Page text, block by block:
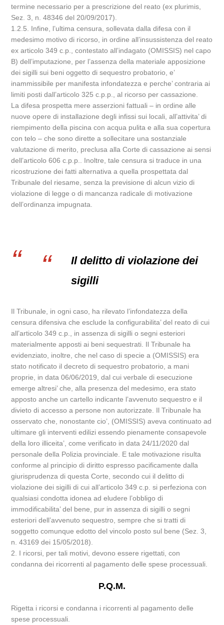
termine necessario per a prescrizione del reato (ex plurimis,
Sez. 3, n. 48346 del 20/09/2017).
1.2.5. Infine, l’ultima censura, sollevata dalla difesa con il
medesimo motivo di ricorso, in ordine all’insussistenza del reato
ex articolo 349 c.p., contestato all’indagato (OMISSIS) nel capo
B) dell’imputazione, per l’assenza della materiale apposizione
dei sigilli sui beni oggetto di sequestro probatorio, e’
inammissibile per manifesta infondatezza e perche’ contraria ai
limiti posti dall’articolo 325 c.p.p., al ricorso per cassazione.
La difesa prospetta mere asserzioni fattuali – in ordine alle
nuove opere di installazione degli infissi sui locali, all’attivita’ di
riempimento della piscina con acqua pulita e alla sua copertura
con telo – che sono dirette a sollecitare una sostanziale
valutazione di merito, preclusa alla Corte di cassazione ai sensi
dell’articolo 606 c.p.p.. Inoltre, tale censura si traduce in una
ricostruzione dei fatti alternativa a quella prospettata dal
Tribunale del riesame, senza la previsione di alcun vizio di
violazione di legge o di mancanza radicale di motivazione
dell’ordinanza impugnata.
Il delitto di violazione dei
sigilli
Il Tribunale, in ogni caso, ha rilevato l’infondatezza della
censura difensiva che esclude la configurabilita’ del reato di cui
all’articolo 349 c.p., in assenza di sigilli o segni esteriori
materialmente apposti ai beni sequestrati. Il Tribunale ha
evidenziato, inoltre, che nel caso di specie a (OMISSIS) era
stato notificato il decreto di sequestro probatorio, a mani
proprie, in data 06/06/2019, dal cui verbale di esecuzione
emerge altresi’ che, alla presenza del medesimo, era stato
apposto anche un cartello indicante l’avvenuto sequestro e il
divieto di accesso a persone non autorizzate. Il Tribunale ha
osservato che, nonostante cio’, (OMISSIS) aveva continuato ad
ultimare gli interventi edilizi essendo pienamente consapevole
della loro illiceita’, come verificato in data 24/11/2020 dal
personale della Polizia provinciale. E tale motivazione risulta
conforme al principio di diritto espresso pacificamente dalla
giurisprudenza di questa Corte, secondo cui il delitto di
violazione dei sigilli di cui all’articolo 349 c.p. si perfeziona con
qualsiasi condotta idonea ad eludere l’obbligo di
immodificabilita’ del bene, pur in assenza di sigilli o segni
esteriori dell’avvenuto sequestro, sempre che si tratti di
soggetto comunque edotto del vincolo posto sul bene (Sez. 3,
n. 43169 dei 15/05/2018).
2. I ricorsi, per tali motivi, devono essere rigettati, con
condanna dei ricorrenti al pagamento delle spese processuali.
P.Q.M.
Rigetta i ricorsi e condanna i ricorrenti al pagamento delle
spese processuali.